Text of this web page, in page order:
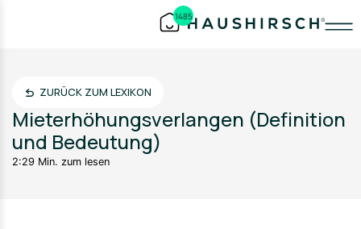
1485
ZURÜCK ZUM LEXIKON
Mieterhöhungsverlangen (Definition
und Bedeutung)
2:29 Min. zum lesen